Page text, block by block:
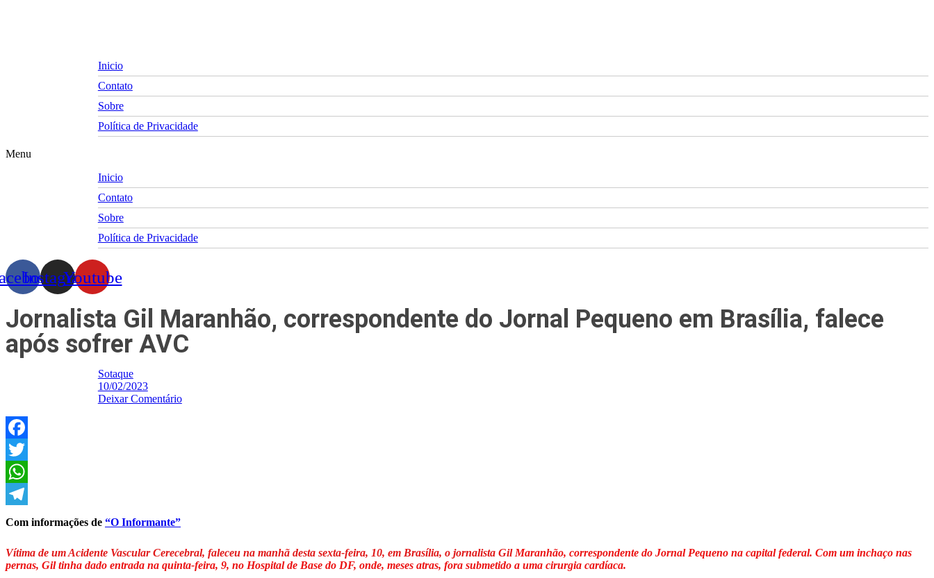
Inicio
Contato
Sobre
Política de Privacidade
Menu
Inicio
Contato
Sobre
Política de Privacidade
InstagramYoutube
Jornalista Gil Maranhão, correspondente do Jornal Pequeno em Brasília, falece
após sofrer AVC
Sotaque
10/02/2023
Deixar Comentário
Facebook
Twitter
WhatsApp
Telegram
Com informações de “O Informante”
Vítima de um Acidente Vascular Cerecebral, faleceu na manhã desta sexta-feira, 10, em Brasília, o jornalista Gil Maranhão, correspondente do Jornal Pequeno na capital federal. Com um inchaço nas
pernas, Gil tinha dado entrada na quinta-feira, 9, no Hospital de Base do DF, onde, meses atras, fora submetido a uma cirurgia cardíaca.